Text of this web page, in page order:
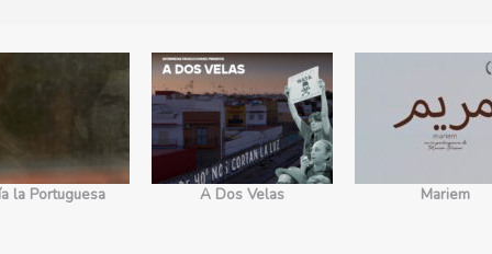
la Portuguesa A Dos Velas Mariem